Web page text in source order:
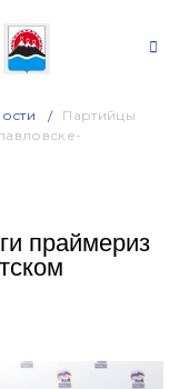
Партийцы
праймериз